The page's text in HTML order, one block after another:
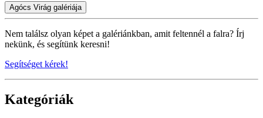
Agócs Virág galériája
Nem találsz olyan képet a galériánkban, amit feltennél a falra? Írj
nekünk, és segítünk keresni!
Segítséget kérek!
Kategóriák